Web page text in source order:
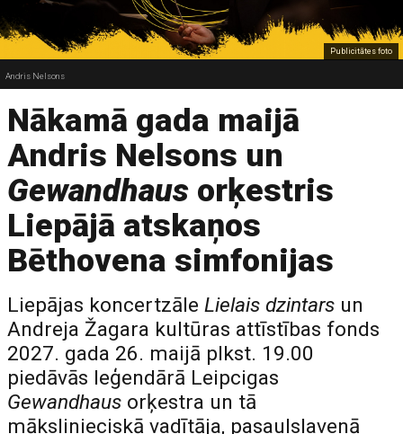
Publicitātes foto
Andris Nelsons
Nākamā gada maijā
Andris Nelsons un
Gewandhaus orķestris
Liepājā atskaņos
Bēthovena simfonijas
Liepājas koncertzāleLielais dzintars un
Andreja Žagara kultūras attīstības fonds
2027. gada 26. maijā plkst. 19.00
piedāvās leģendārā Leipcigas
Gewandhaus orķestra un tā
mākslinieciskā vadītāja, pasaulslavenā